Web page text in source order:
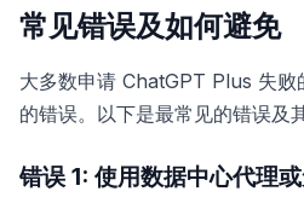
常见错误及如何避免
大多数申请 ChatGPT Plus 失败
的错误。以下是最常见的错误及
错误 1: 使用数据中心代理